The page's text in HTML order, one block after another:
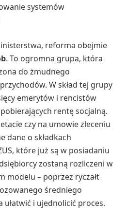
systemów
reforma obejmie
. To ogromna grupa, która
do żmudnego
W skład tej grupy
emerytów i rencistów
rentę socjalną.
czy na umowie zleceniu
dane o składkach
które już są w posiadaniu
zostaną rozliczeni w
modelu – poprzez ryczałt
średniego
ułatwić i ujednolicić proces.